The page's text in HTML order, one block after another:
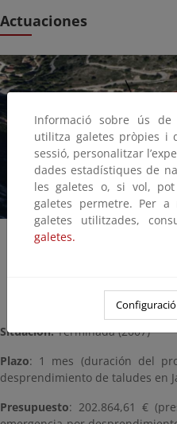
Actuaciones
Saneo y desbroce manual
Situación: Terminada (2007)
Plazo: 1 mes (duración del
desprendimiento de taludes en
Presupuesto: 202.864,61 €
Informació sobre ús
utilitza galetes pròpies i
sessió, personalitzar
dades estadístiques de
les galetes o, si vol,
galetes permetre. Per a
galetes utilitzades,
galetes.